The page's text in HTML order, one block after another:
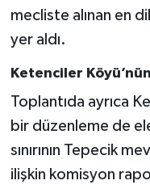
mecliste alınan en
yer aldı.
Ketenciler
Toplantıda ayrıca
bir düzenleme de
sınırının Tepecik
ilişkin komisyon